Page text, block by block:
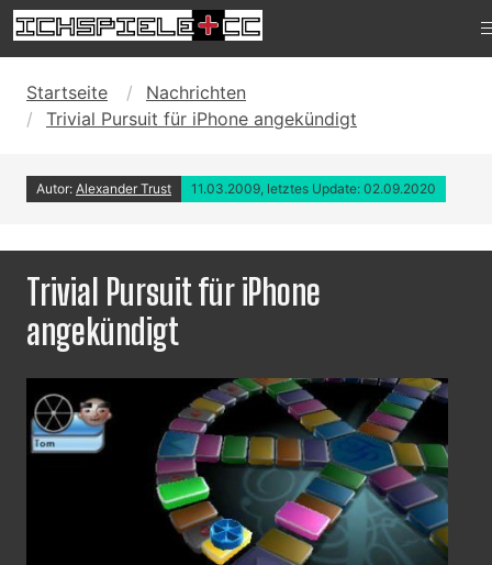
Startseite
Nachrichten
Trivial Pursuit für iPhone angekündigt
Autor: Alexander Trust 11.03.2009, letztes Update: 02.09.2020
Trivial Pursuit für iPhone
angekündigt